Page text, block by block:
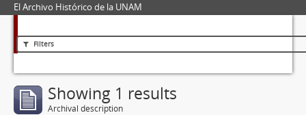
El Archivo Histórico de la UNAM
Filters
Showing 1 results
Archival description